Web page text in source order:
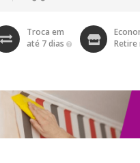
Troca em
até 7 dias
Retire